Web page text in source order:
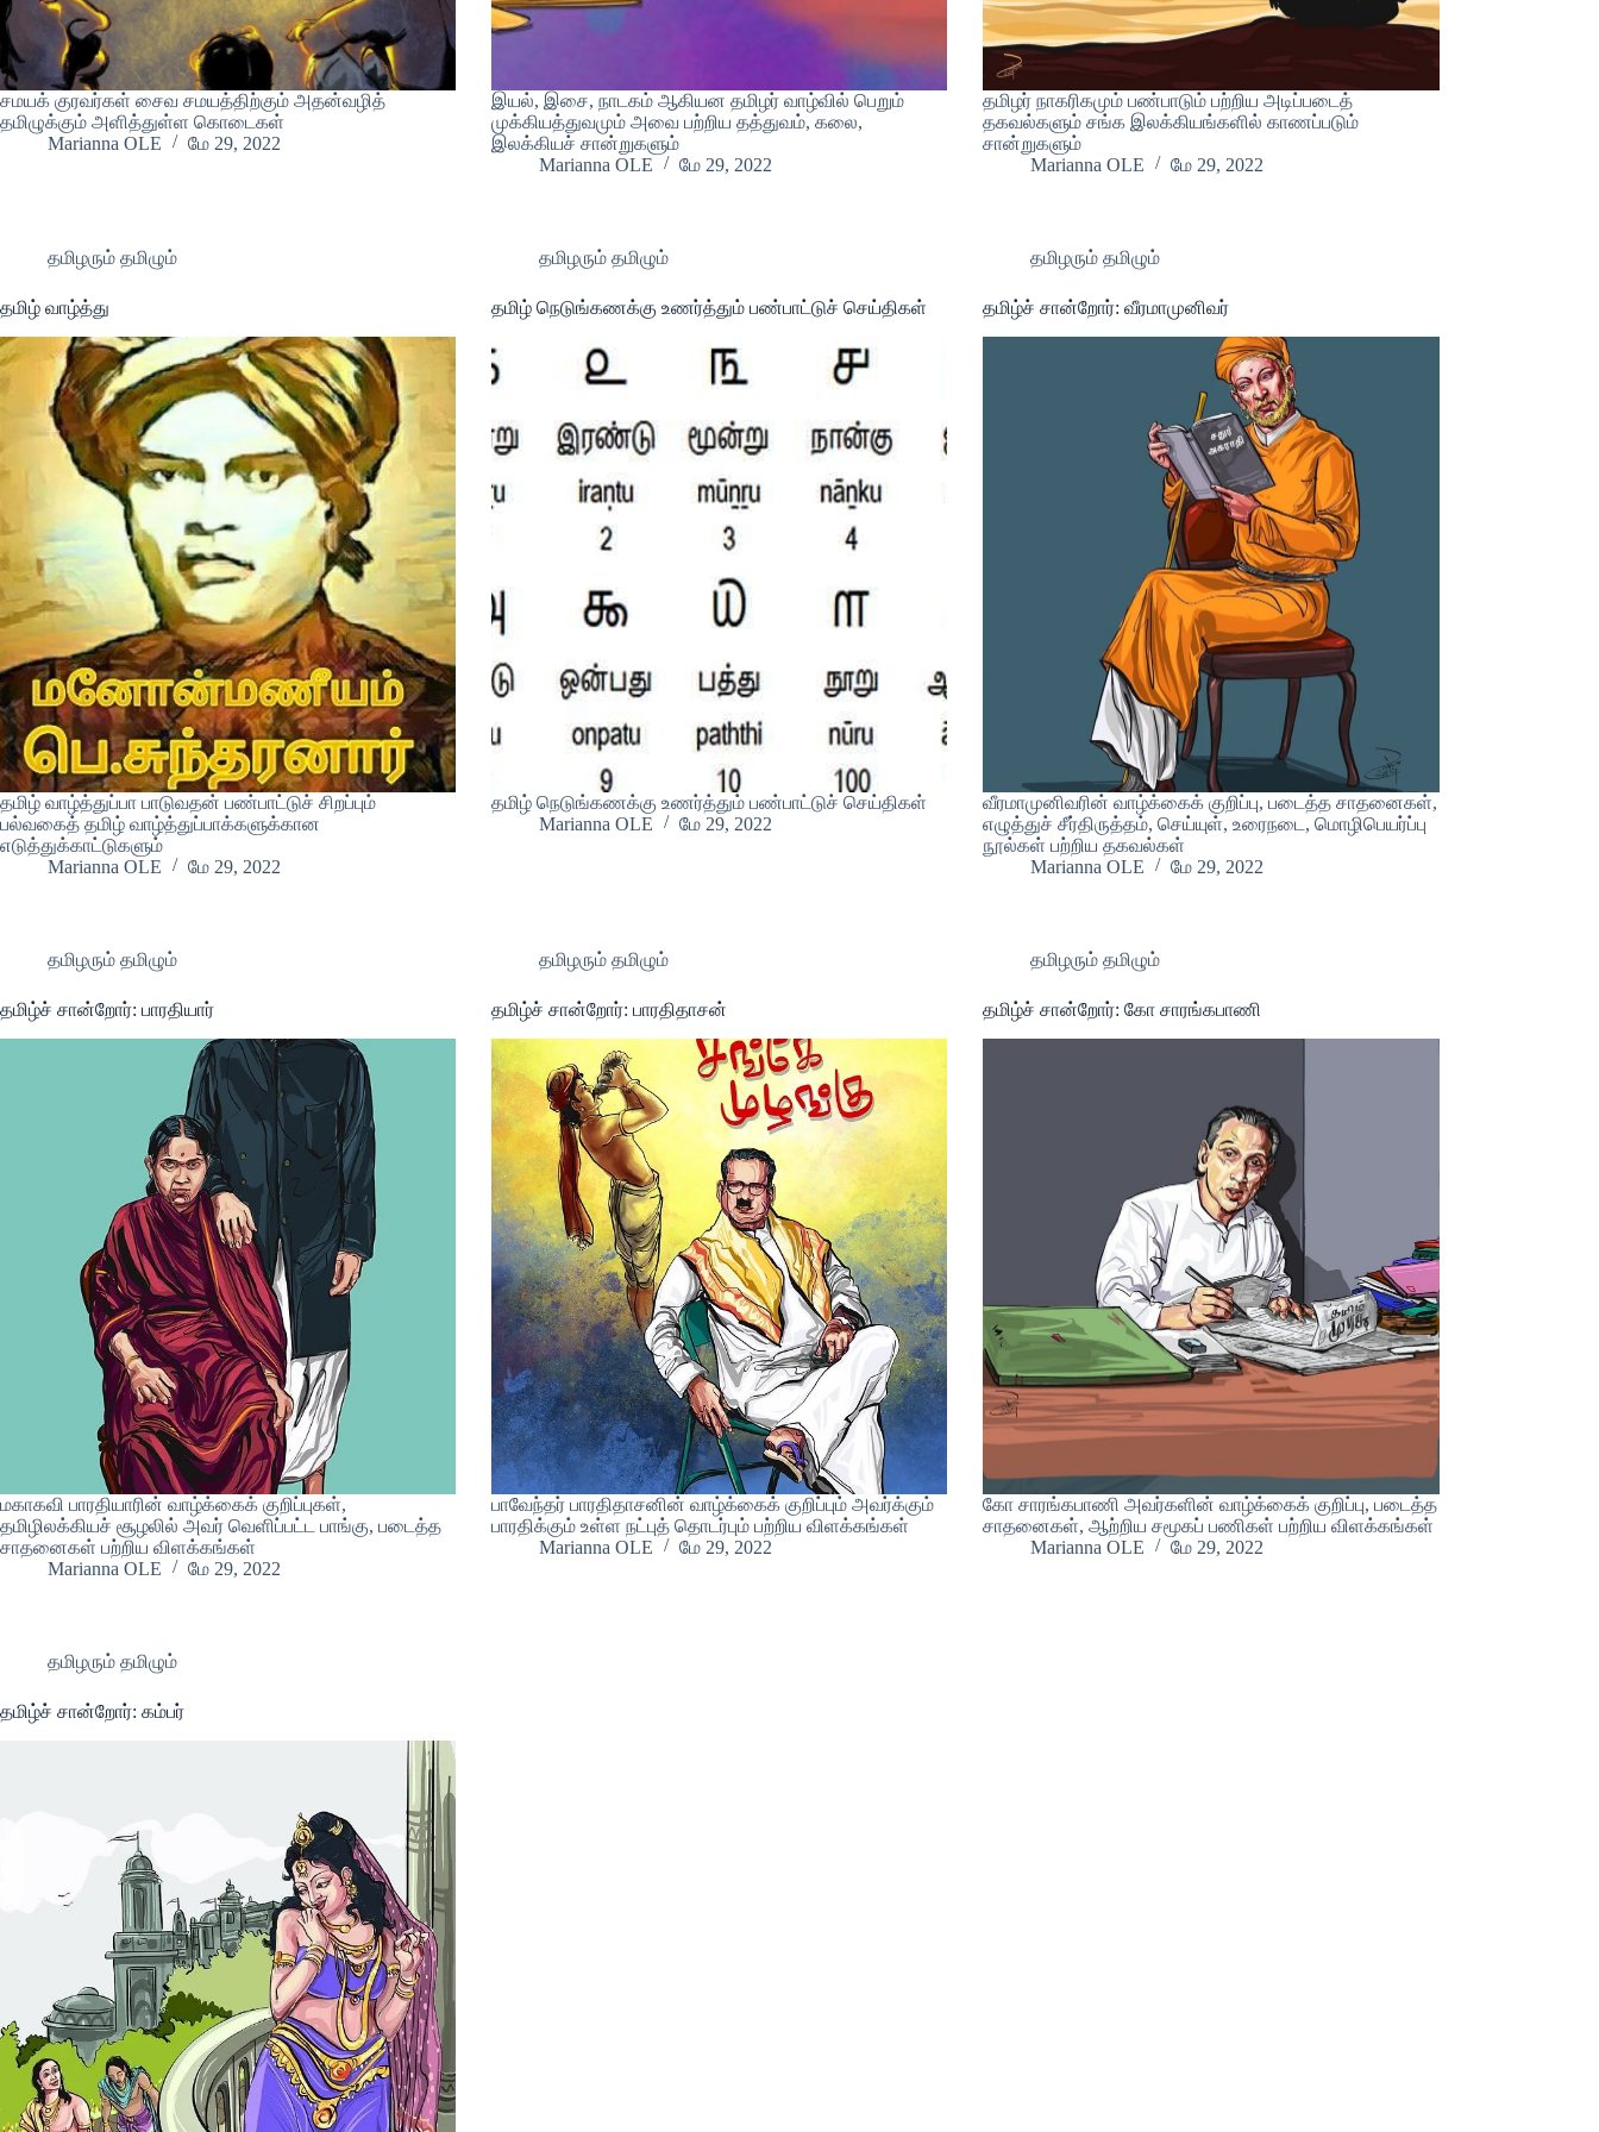
சமயக் குரவர்கள் சைவ சமயத்திற்கும் அதன்வழித்
தமிழுக்கும் அளித்துள்ள கொடைகள்
Marianna OLE
மே 29, 2022
இயல், இசை, நாடகம் ஆகியன தமிழர் வாழ்வில் பெறும்
முக்கியத்துவமும் அவை பற்றிய தத்துவம், கலை,
இலக்கியச் சான்றுகளும்
Marianna OLE
மே 29, 2022
தமிழர் நாகரிகமும் பண்பாடும் பற்றிய அடிப்படைத்
தகவல்களும் சங்க இலக்கியங்களில் காணப்படும்
சான்றுகளும்
Marianna OLE
மே 29, 2022
தமிழரும் தமிழும்
தமிழ் வாழ்த்து
தமிழ் வாழ்த்துப்பா பாடுவதன் பண்பாட்டுச் சிறப்பும்
பல்வகைத் தமிழ் வாழ்த்துப்பாக்களுக்கான
எடுத்துக்காட்டுகளும்
Marianna OLE
மே 29, 2022
தமிழரும் தமிழும்
தமிழ் நெடுங்கணக்கு உணர்த்தும் பண்பாட்டுச் செய்திகள்
தமிழ் நெடுங்கணக்கு உணர்த்தும் பண்பாட்டுச் செய்திகள்
Marianna OLE
மே 29, 2022
தமிழரும் தமிழும்
தமிழ்ச் சான்றோர்: வீரமாமுனிவர்
வீரமாமுனிவரின் வாழ்க்கைக் குறிப்பு, படைத்த சாதனைகள்,
எழுத்துச் சீர்திருத்தம், செய்யுள், உரைநடை, மொழிபெயர்ப்பு
நூல்கள் பற்றிய தகவல்கள்
Marianna OLE
மே 29, 2022
தமிழரும் தமிழும்
தமிழ்ச் சான்றோர்: பாரதியார்
மகாகவி பாரதியாரின் வாழ்க்கைக் குறிப்புகள்,
தமிழிலக்கியச் சூழலில் அவர் வெளிப்பட்ட பாங்கு, படைத்த
சாதனைகள் பற்றிய விளக்கங்கள்
Marianna OLE
மே 29, 2022
தமிழரும் தமிழும்
தமிழ்ச் சான்றோர்: பாரதிதாசன்
பாவேந்தர் பாரதிதாசனின் வாழ்க்கைக் குறிப்பும் அவர்க்கும்
பாரதிக்கும் உள்ள நட்புத் தொடர்பும் பற்றிய விளக்கங்கள்
Marianna OLE
மே 29, 2022
தமிழரும் தமிழும்
தமிழ்ச் சான்றோர்: கோ சாரங்கபாணி
கோ சாரங்கபாணி அவர்களின் வாழ்க்கைக் குறிப்பு, படைத்த
சாதனைகள், ஆற்றிய சமூகப் பணிகள் பற்றிய விளக்கங்கள்
Marianna OLE
மே 29, 2022
தமிழரும் தமிழும்
தமிழ்ச் சான்றோர்: கம்பர்